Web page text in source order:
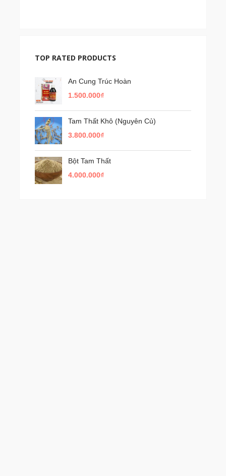
TOP RATED PRODUCTS
An Cung Trúc Hoàn
1.500.000₫
Tam Thất Khô (Nguyên Củ)
3.800.000₫
Bột Tam Thất
4.000.000₫